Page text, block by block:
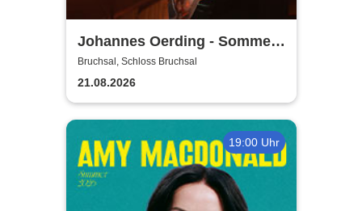
Johannes Oerding - Sommer
Open Airs 2026
Bruchsal, Schloss Bruchsal
21.08.2026
19:00 Uhr